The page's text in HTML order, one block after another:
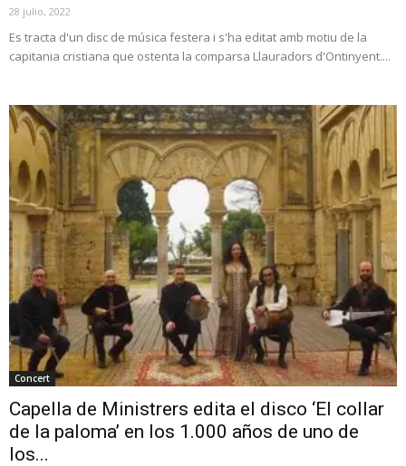
28 julio, 2022
Es tracta d'un disc de música festera i s'ha editat amb motiu de la
capitania cristiana que ostenta la comparsa Llauradors d'Ontinyent....
Concert
Capella de Ministrers edita el disco ‘El collar
de la paloma’ en los 1.000 años de uno de
los...